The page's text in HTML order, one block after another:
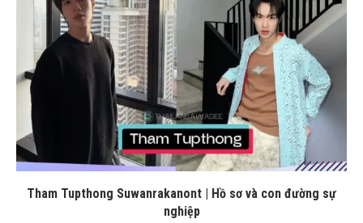
Tham Tupthong Suwanrakanont | Hồ sơ và con đường sự
nghiệp